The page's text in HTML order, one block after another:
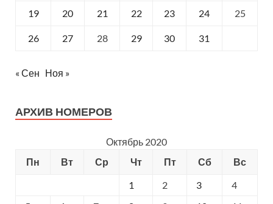
19 20 21 22 23 24 25
26 27 28 29 30 31
« Сен Ноя »
АРХИВ НОМЕРОВ
Октябрь 2020
Пн
Вт Ср Чт Пт Сб
Вс
1
2 3
4